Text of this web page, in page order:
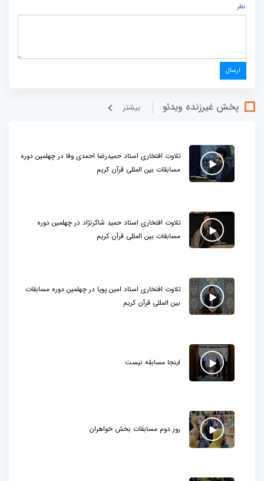
نظر
پخش غيرزنده ویدئو بيشتر
تلاوت افتخاری استاد حمیدرضا احمدی وفا در چهلمین دوره
مسابقات بین المللی قرآن کریم
تلاوت افتخاری استاد حمید شاکرنژاد در چهلمین دوره
مسابقات بین المللی قرآن کریم
تلاوت افتخاری استاد امین پویا در چهلمین دوره مسابقات
بین المللی قرآن کریم
اینجا مسابقه نیست
روز دوم مسابقات بخش خواهران